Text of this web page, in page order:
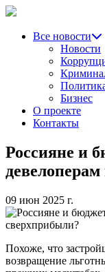
Все новости
Новости
Бизнес
О проекте
Контакты
Россияне и
09 июн 2025 г.
Похоже, что
возвращение